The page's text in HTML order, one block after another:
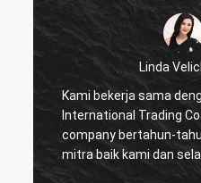
Linda
Kami bekerja sama
International Trading
company bertahun-
mitra baik kami dan
harga terbaik dan